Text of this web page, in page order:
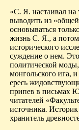
«С. Я. настаивал на
выводить из
основываться
жизнь С. Я., а
исторического
суждение о нем.
политической
монгольского ига,
ересь
припев в письмах
читателей
источника.
хранитель